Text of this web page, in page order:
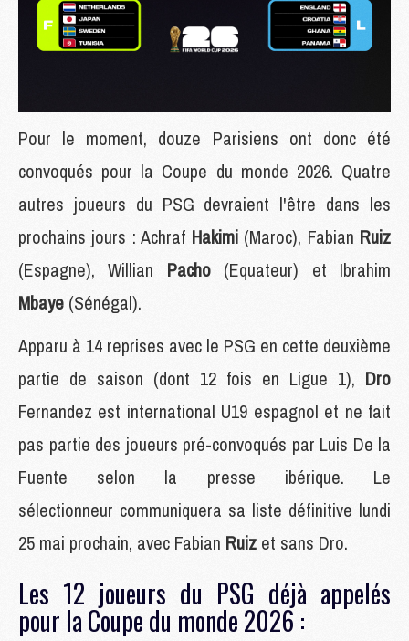
Pour le moment, douze Parisiens ont donc été
convoqués pour la Coupe du monde 2026. Quatre
autres joueurs du PSG devraient l'être dans les
prochains jours : Achraf Hakimi (Maroc), Fabian Ruiz
(Espagne), Willian Pacho (Equateur) et Ibrahim
Mbaye (Sénégal).
Apparu à 14 reprises avec le PSG en cette deuxième
partie de saison (dont 12 fois en Ligue 1), Dro
Fernandez est international U19 espagnol et ne fait
pas partie des joueurs pré-convoqués par Luis De la
Fuente selon la presse ibérique. Le
sélectionneur communiquera sa liste définitive lundi
25 mai prochain, avec Fabian Ruiz et sans Dro.
Les 12 joueurs du PSG déjà appelés
pour la Coupe du monde 2026 :